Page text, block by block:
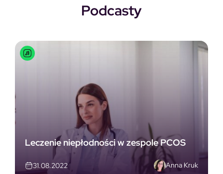
Podcasty
Leczenie niepłodności w zespole PCOS
31.08.2022 Anna Kruk